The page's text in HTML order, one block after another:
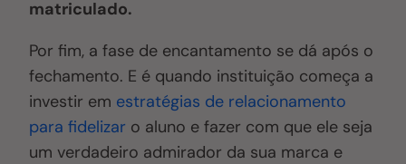
matriculado.
Por fim, a fase de encantamento se dá após o
fechamento. E é quando instituição começa a
investir em estratégias de relacionamento
para fidelizar o aluno e fazer com que ele seja
um verdadeiro admirador da sua marca e